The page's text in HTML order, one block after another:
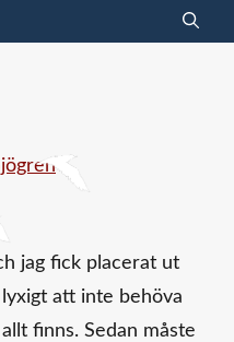
jag fick placerat ut
lyxigt att inte behöva
finns. Sedan måste